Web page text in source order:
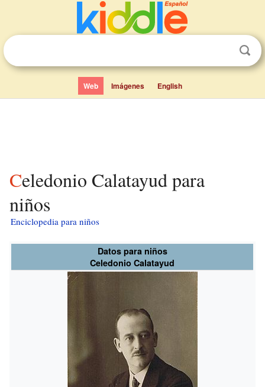
Web Imágenes English
Celedonio Calatayud para
niños
Enciclopedia para niños
Datos para niños
Celedonio Calatayud